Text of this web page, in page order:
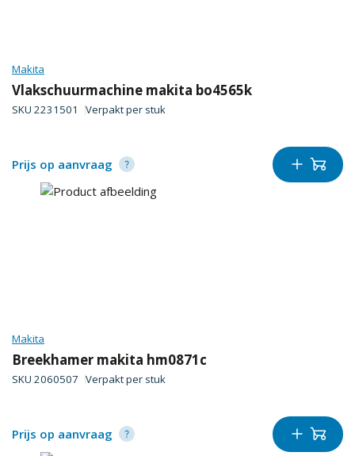
Makita
Vlakschuurmachine makita bo4565k
SKU 2231501 Verpakt per stuk
Prijs op aanvraag
Makita
Breekhamer makita hm0871c
SKU 2060507 Verpakt per stuk
Prijs op aanvraag